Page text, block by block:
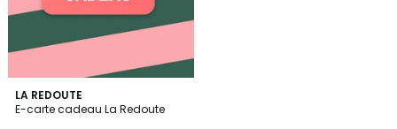
LA REDOUTE
E-carte cadeau La Redoute
3
/